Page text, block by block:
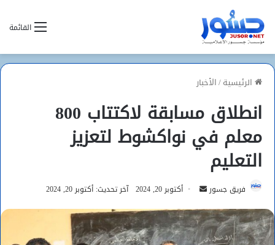
القائمة
الرئيسية/الأخبار
انطلاق مسابقة لاكتتاب 800
معلم في نواكشوط لتعزيز
التعليم
فريق جسور
أرسل
إلكترونيا
أكتوبر 20, 2024 آخر تحديث: أكتوبر 20, 2024